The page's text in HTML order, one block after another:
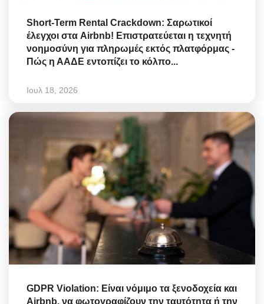
Short-Term Rental Crackdown: Σαρωτικοί
έλεγχοι στα Airbnb! Επιστρατεύεται η τεχνητή
νοημοσύνη για πληρωμές εκτός πλατφόρμας -
Πώς η ΑΑΔΕ εντοπίζει το κόλπο...
Ιουλ 18, 2026
GDPR Violation: Είναι νόμιμο τα ξενοδοχεία και
Airbnb, να φωτογραφίζουν την ταυτότητα ή την